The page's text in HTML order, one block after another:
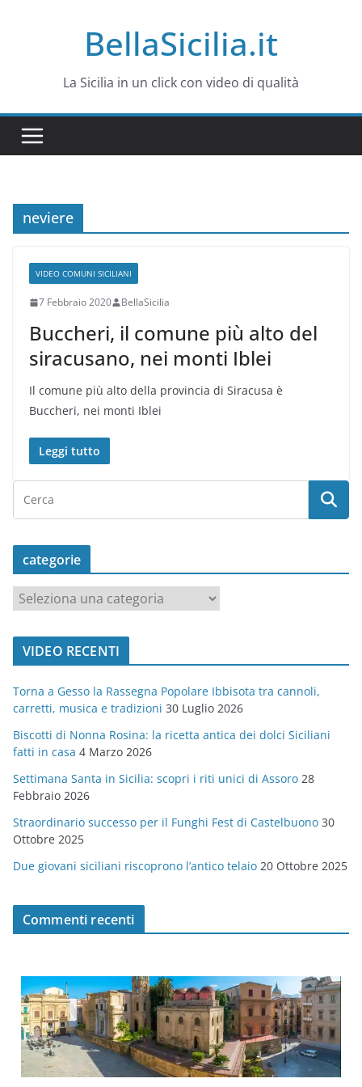
BellaSicilia.it
La Sicilia in un click con video di qualità
neviere
VIDEO COMUNI SICILIANI
7 Febbraio 2020 BellaSicilia
Buccheri, il comune più alto del
siracusano, nei monti Iblei
Il comune più alto della provincia di Siracusa è
Buccheri, nei monti Iblei
Leggi tutto
categorie
a
t
o
r
i
e
VIDEO RECENTI
Torna a Gesso la Rassegna Popolare Ibbisota tra cannoli,
carretti, musica e tradizioni 30 Luglio 2026
Biscotti di Nonna Rosina: la ricetta antica dei dolci Siciliani
fatti in casa 4 Marzo 2026
Settimana Santa in Sicilia: scopri i riti unici di Assoro 28
Febbraio 2026
Straordinario successo per il Funghi Fest di Castelbuono 30
Ottobre 2025
Due giovani siciliani riscoprono l’antico telaio 20 Ottobre 2025
Commenti recenti